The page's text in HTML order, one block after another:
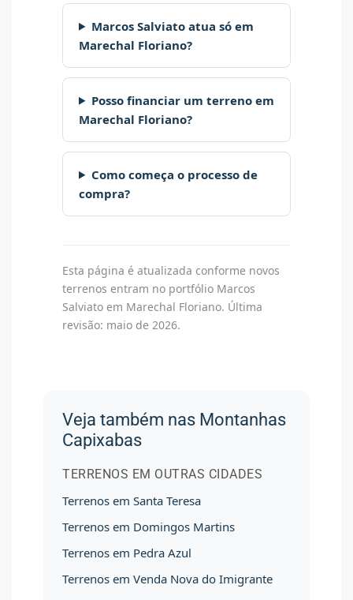
Marcos Salviato atua só em
Marechal Floriano?
Posso financiar um terreno em
Marechal Floriano?
Como começa o processo de
compra?
Esta página é atualizada conforme novos
terrenos entram no portfólio Marcos
Salviato em Marechal Floriano. Última
revisão: maio de 2026.
Veja também nas Montanhas
Capixabas
TERRENOS EM OUTRAS CIDADES
Terrenos em Santa Teresa
Terrenos em Domingos Martins
Terrenos em Pedra Azul
Terrenos em Venda Nova do Imigrante